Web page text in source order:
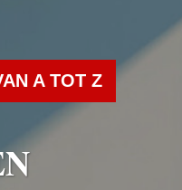
A TOT Z